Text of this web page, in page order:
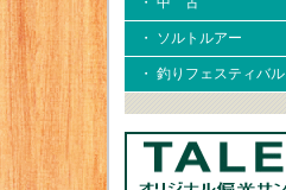
・ ソルトルアー
・ 釣りフェスティバル